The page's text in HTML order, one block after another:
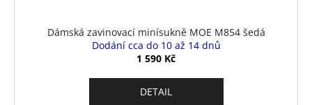
Dámská zavinovací minísukně MOE M854 šedá
Dodání cca do 10 až 14 dnů
1 590 Kč
DETAIL